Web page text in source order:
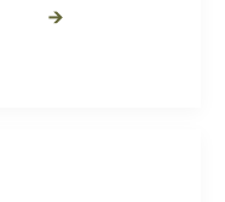
→